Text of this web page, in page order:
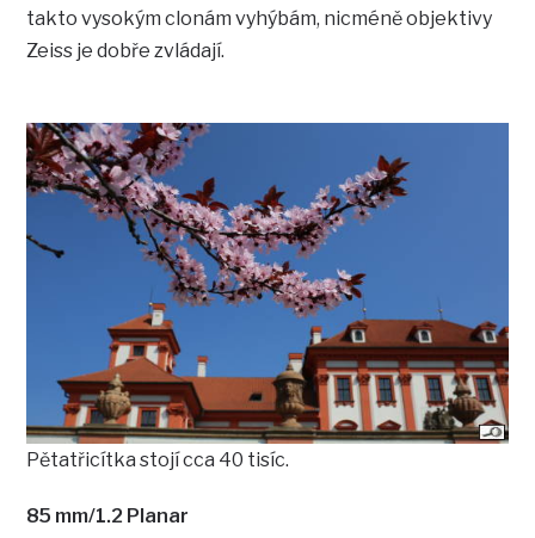
takto vysokým clonám vyhýbám, nicméně objektivy
Zeiss je dobře zvládají.
Pětatřicítka stojí cca 40 tisíc.
85 mm/1.2 Planar